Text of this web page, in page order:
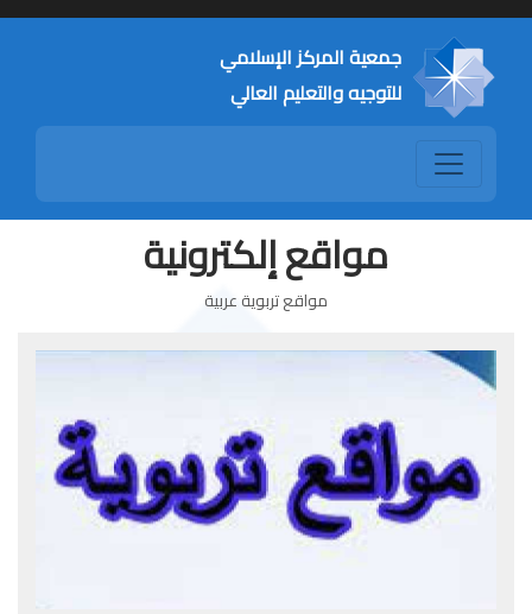
جمعية المركز الإسلامي
للتوجيه والتعليم العالي
مواقع إلكترونية
مواقع تربوية عربية